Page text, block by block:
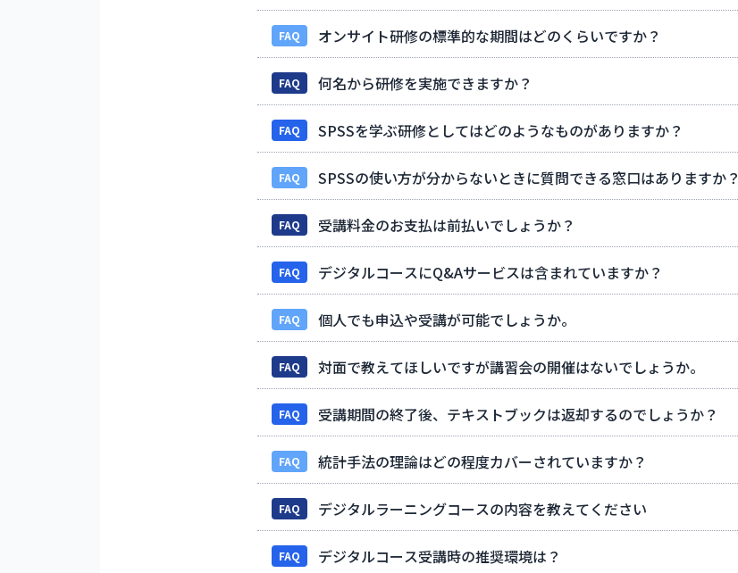
FAQ オンサイト研修の標準的な期間はどのくらいですか？
FAQ 何名から研修を実施できますか？
FAQ SPSSを学ぶ研修としてはどのようなものがありますか？
FAQ SPSSの使い方が分からないときに質問できる窓口はありますか？
FAQ 受講料金のお支払は前払いでしょうか？
FAQ デジタルコースにQ&Aサービスは含まれていますか？
FAQ 個人でも申込や受講が可能でしょうか。
FAQ 対面で教えてほしいですが講習会の開催はないでしょうか。
FAQ 受講期間の終了後、テキストブックは返却するのでしょうか？
FAQ 統計手法の理論はどの程度カバーされていますか？
FAQ デジタルラーニングコースの内容を教えてください
FAQ デジタルコース受講時の推奨環境は？